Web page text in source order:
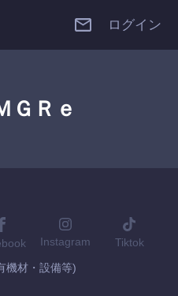
ログイン
ＧＲｅ
Instagram Tiktok
機材・設備等)